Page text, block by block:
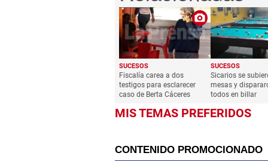
SUCESOS
Fiscalía carea a dos
testigos para esclarecer
caso de Berta Cáceres
SUCESOS
Sicarios se
mesas y
todos en billar
MIS TEMAS PREFERIDOS